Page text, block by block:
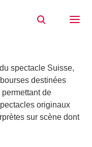
spectacle Suisse,
destinées
permettant de
originaux
sur scène dont